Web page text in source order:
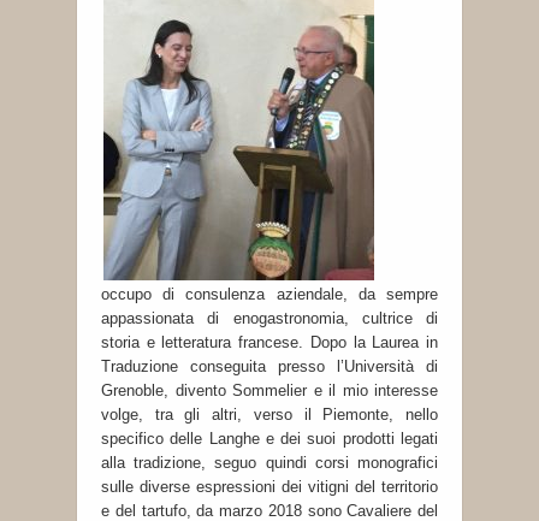
occupo di consulenza aziendale, da sempre
appassionata di enogastronomia, cultrice di
storia e letteratura francese. Dopo la Laurea in
Traduzione conseguita presso l’Università di
Grenoble, divento Sommelier e il mio interesse
volge, tra gli altri, verso il Piemonte, nello
specifico delle Langhe e dei suoi prodotti legati
alla tradizione, seguo quindi corsi monografici
sulle diverse espressioni dei vitigni del territorio
e del tartufo, da marzo 2018 sono Cavaliere del